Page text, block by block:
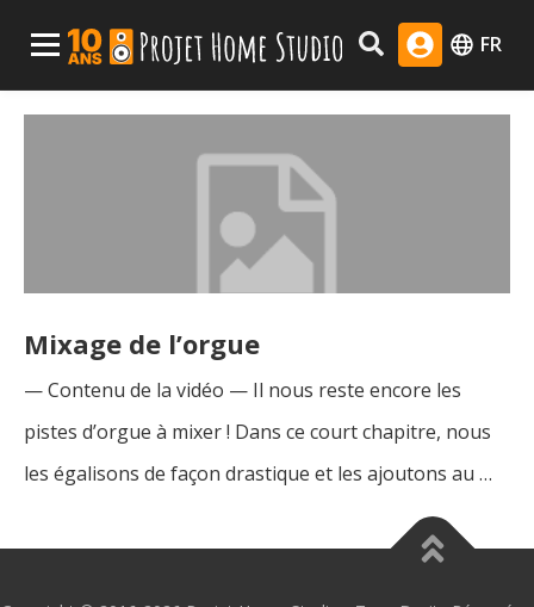
Menu Principal FR
Mixage de l’orgue
— Contenu de la vidéo — Il nous reste encore les
pistes d’orgue à mixer ! Dans ce court chapitre, nous
les égalisons de façon drastique et les ajoutons au …